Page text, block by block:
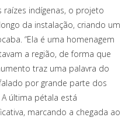
indígenas, o projeto
da instalação, criando um
“Ela é uma homenagem
a região, de forma que
traz uma palavra do
por grande parte dos
última pétala está
marcando a chegada ao